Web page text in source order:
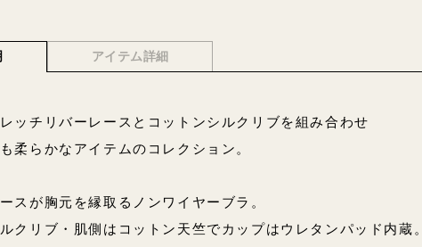
アイテム詳細
ッチリバーレースとコットンシルクリブを組み合わせ
柔らかなアイテムのコレクション。
スが胸元を縁取るノンワイヤーブラ。
クリブ・肌側はコットン天竺でカップはウレタンパッド内蔵。